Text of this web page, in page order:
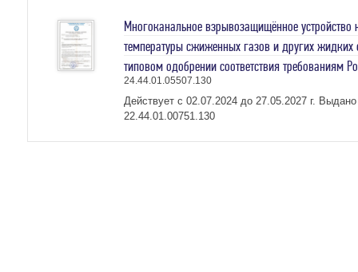
Многоканальное взрывозащищённое
температуры сжиженных газов и других жидких
типовом одобрении соответствия требованиям
судоходства
24.44.01.05507.130
Действует с 02.07.2024 до 27.05.2027 г.
22.44.01.00751.130